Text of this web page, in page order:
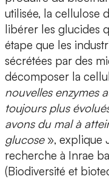
utilisée, la cellulose
libérer les glucides
étape que les
sécrétées par des
décomposer la
nouvelles enzymes
toujours plus
avons du mal à
glucose», explique
recherche à Inrae
(Biodiversité et